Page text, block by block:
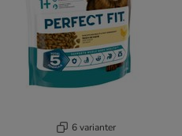
6 varianter